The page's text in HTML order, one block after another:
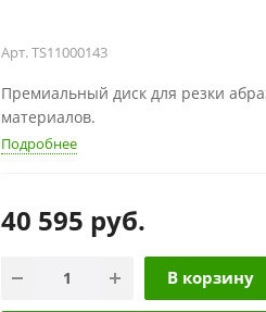
Арт.TS11000143
Премиальный диск для резки
материалов.
Подробнее
40 595 руб.
В корзину